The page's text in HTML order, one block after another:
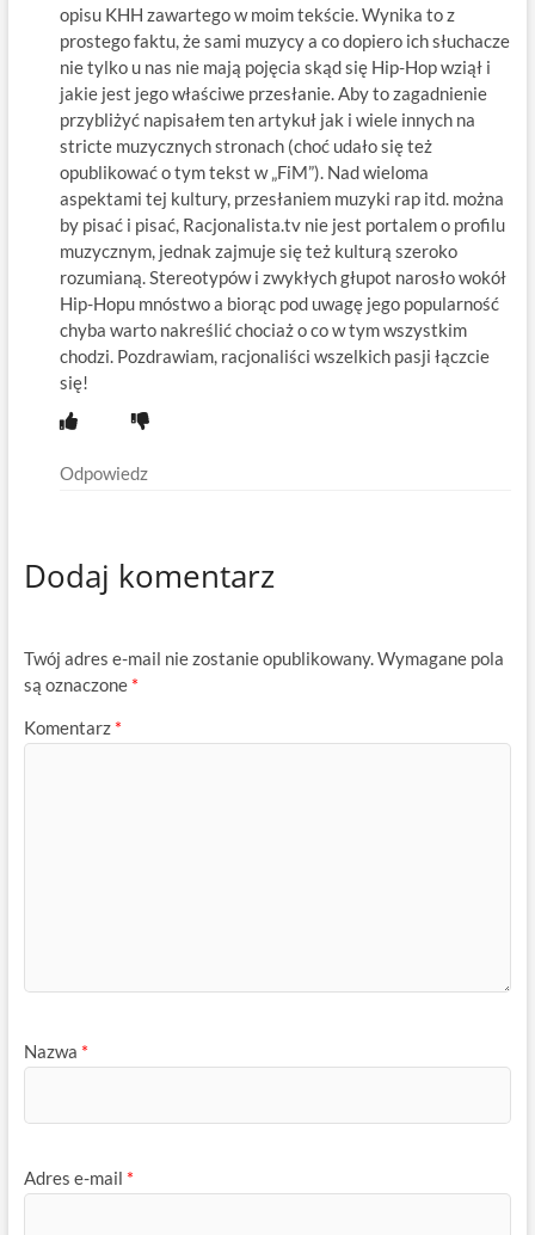
opisu KHH zawartego w moim tekście. Wynika to z
prostego faktu, że sami muzycy a co dopiero ich słuchacze
nie tylko u nas nie mają pojęcia skąd się Hip-Hop wziął i
jakie jest jego właściwe przesłanie. Aby to zagadnienie
przybliżyć napisałem ten artykuł jak i wiele innych na
stricte muzycznych stronach (choć udało się też
opublikować o tym tekst w „FiM”). Nad wieloma
aspektami tej kultury, przesłaniem muzyki rap itd. można
by pisać i pisać, Racjonalista.tv nie jest portalem o profilu
muzycznym, jednak zajmuje się też kulturą szeroko
rozumianą. Stereotypów i zwykłych głupot narosło wokół
Hip-Hopu mnóstwo a biorąc pod uwagę jego popularność
chyba warto nakreślić chociaż o co w tym wszystkim
chodzi. Pozdrawiam, racjonaliści wszelkich pasji łączcie
się!
Odpowiedz
Dodaj komentarz
Twój adres e-mail nie zostanie opublikowany.Wymagane pola
są oznaczone *
Komentarz *
Nazwa *
Adres e-mail *